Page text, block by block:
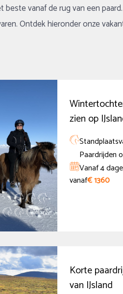
vanaf de rug van een
Ontdek hieronder onze
zien op
Paardrijden
Vanaf 4
vanaf€ 1360
Korte
van IJsland